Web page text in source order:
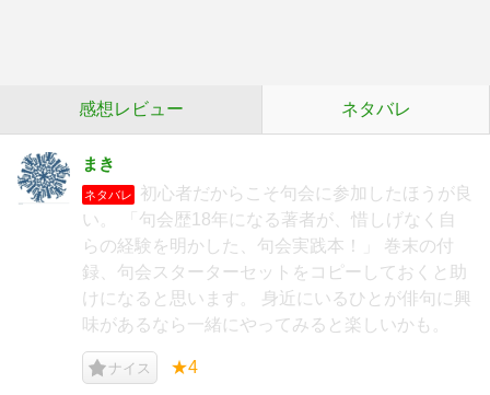
感想レビュー ネタバレ
まき
ネタバレ
初心者だからこそ句会に参加したほうが良
い。 「句会歴18年になる著者が、惜しげなく自
らの経験を明かした、句会実践本！」 巻末の付
録、句会スターターセットをコピーしておくと助
けになると思います。 身近にいるひとが俳句に興
味があるなら一緒にやってみると楽しいかも。
ナイス ★4